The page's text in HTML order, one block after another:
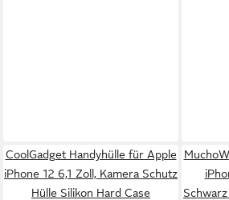
CoolGadget Handyhülle für Apple
iPhone 12 6,1 Zoll, Kamera Schutz
Hülle Silikon Hard Case